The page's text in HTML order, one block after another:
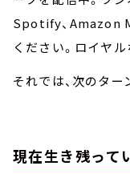
Spotify、Amazon
ください。ロイヤ
それでは、次のター
現在生き残って